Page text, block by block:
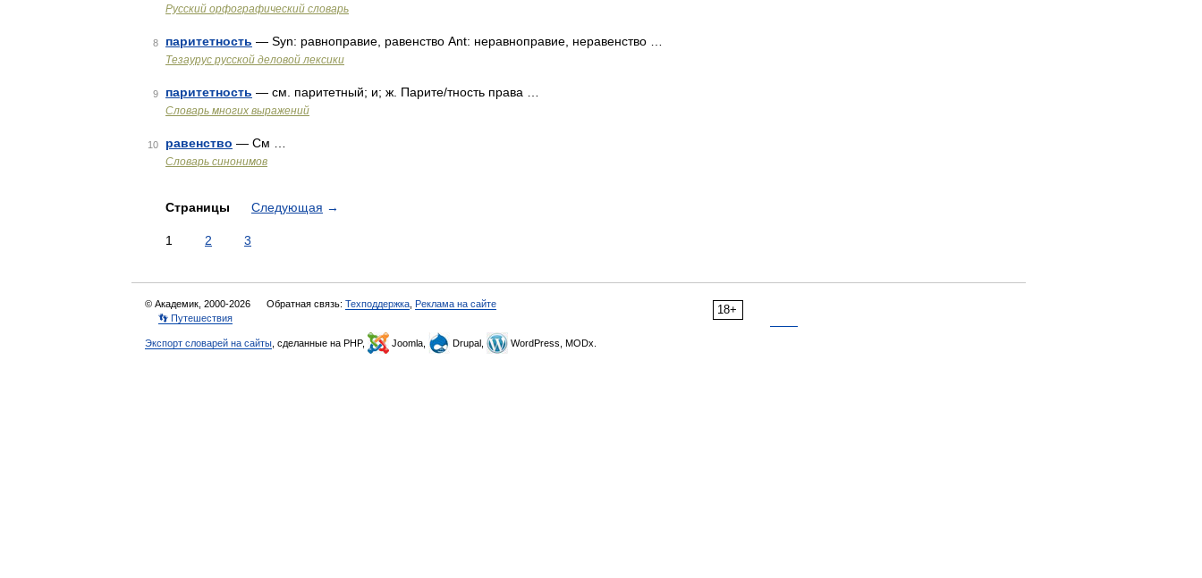
Русский орфографический словарь
8 паритетность — Syn: равноправие, равенство Ant: неравноправие, неравенство …
Тезаурус русской деловой лексики
9 паритетность — см. паритетный; и; ж. Парите/тность права …
Словарь многих выражений
10 равенство — См …
Словарь синонимов
Страницы Следующая →
1 2 3
18+
© Академик, 2000-2026 Обратная связь: Техподдержка Реклама на сайте
👣 Путешествия
Экспорт словарей на сайты , сделанные на PHP, Joomla, Drupal, WordPress, MODx.